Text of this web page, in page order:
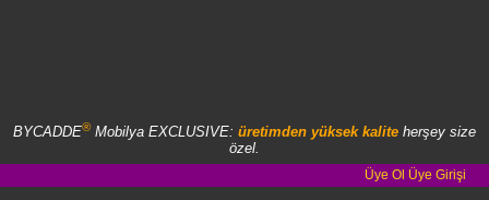
BYCADDE® Mobilya EXCLUSIVE: üretimden yüksek kalite herşey size
özel.
Üye Ol Üye Girişi